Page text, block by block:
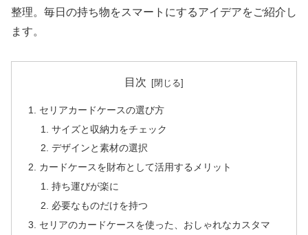
整理。毎日の持ち物をスマートにするアイデアをご紹介し
ます。
目次
セリアカードケースの選び方
サイズと収納力をチェック
デザインと素材の選択
カードケースを財布として活用するメリット
持ち運びが楽に
必要なものだけを持つ
セリアのカードケースを使った、おしゃれなカスタマ